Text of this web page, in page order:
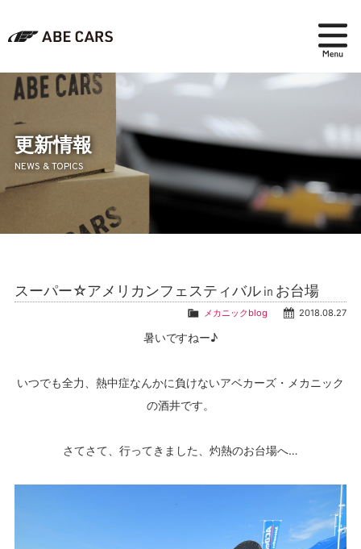
在庫検索
パーツ＆アクセサリー
アフターセールス
採用情報
更新情報
NEWS & TOPICS
スーパー☆アメリカンフェスティバル㏌お台場
2018.08.27
メカニックblog
暑いですねー♪
いつでも全力、熱中症なんかに負けないアベカーズ・メカニック
の酒井です。
さてさて、行ってきました、灼熱のお台場へ…